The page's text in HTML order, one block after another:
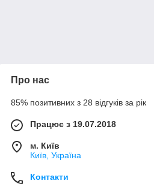
Про нас
85% позитивних з 28 відгуків за рік
Працює з 19.07.2018
м. Київ
Київ, Україна
Контакти